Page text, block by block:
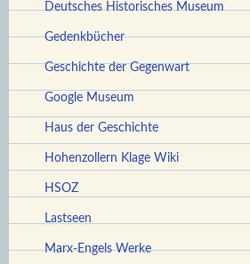
Deutsches Historisches Museum
Gedenkbücher
Geschichte der Gegenwart
Google Museum
Haus der Geschichte
Hohenzollern Klage Wiki
HSOZ
Lastseen
Marx-Engels Werke